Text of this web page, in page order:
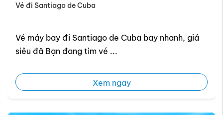
Vé đi Santiago de Cuba
Vé máy bay đi Santiago de Cuba bay nhanh, giá
siêu đã Bạn đang tìm vé ...
Xem ngay